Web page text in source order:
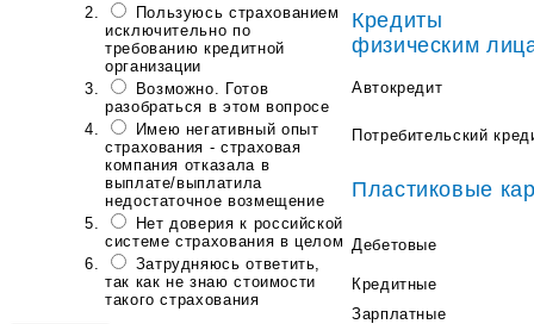
Пользуюсь страхованием
исключительно по
требованию кредитной
организации
Возможно. Готов
разобраться в этом вопросе
Имею негативный опыт
страхования - страховая
компания отказала в
выплате/выплатила
недостаточное возмещение
Нет доверия к российской
системе страхования в целом
Затрудняюсь ответить,
так как не знаю стоимости
такого страхования
Кредиты
физическим
Автокредит
Потребительский
Пластиковые
Дебетовые
Кредитные
Зарплатные